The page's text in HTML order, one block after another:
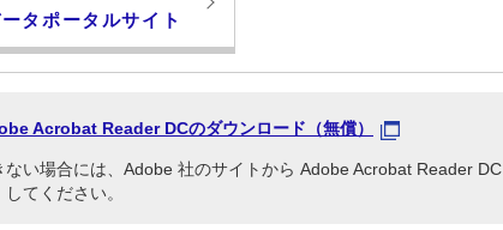
タポータルサイト
Acrobat Reader DCのダウンロード（無償）
ない場合には、Adobe 社のサイトから Adobe Acrobat Reader DC
てください。